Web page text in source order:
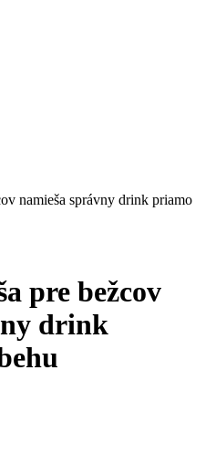
namieša správny drink priamo
pre bežcov
drink